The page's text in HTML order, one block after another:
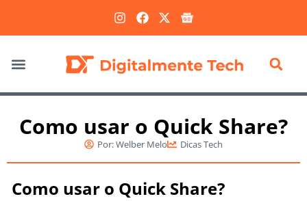
Como usar o Quick Share?
Por:Welber Melo Dicas Tech
Como usar o Quick Share?